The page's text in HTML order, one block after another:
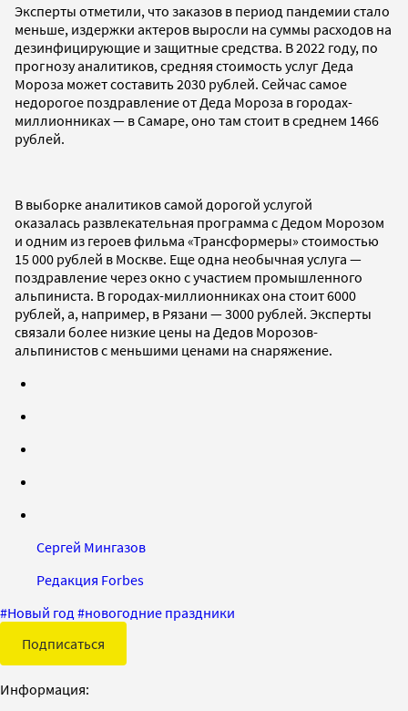
Эксперты отметили, что заказов в период пандемии стало
меньше, издержки актеров выросли на суммы расходов на
дезинфицирующие и защитные средства. В 2022 году, по
прогнозу аналитиков, средняя стоимость услуг Деда
Мороза может составить 2030 рублей. Сейчас самое
недорогое поздравление от Деда Мороза в городах-
миллионниках — в Самаре, оно там стоит в среднем 1466
рублей.
В выборке аналитиков самой дорогой услугой
оказалась развлекательная программа с Дедом Морозом
и одним из героев фильма «Трансформеры» стоимостью
15 000 рублей в Москве. Еще одна необычная услуга —
поздравление через окно с участием промышленного
альпиниста. В городах-миллионниках она стоит 6000
рублей, а, например, в Рязани — 3000 рублей. Эксперты
связали более низкие цены на Дедов Морозов-
альпинистов с меньшими ценами на снаряжение.
Сергей Мингазов
Редакция Forbes
#Новый год #новогодние праздники
Подписаться
Информация: